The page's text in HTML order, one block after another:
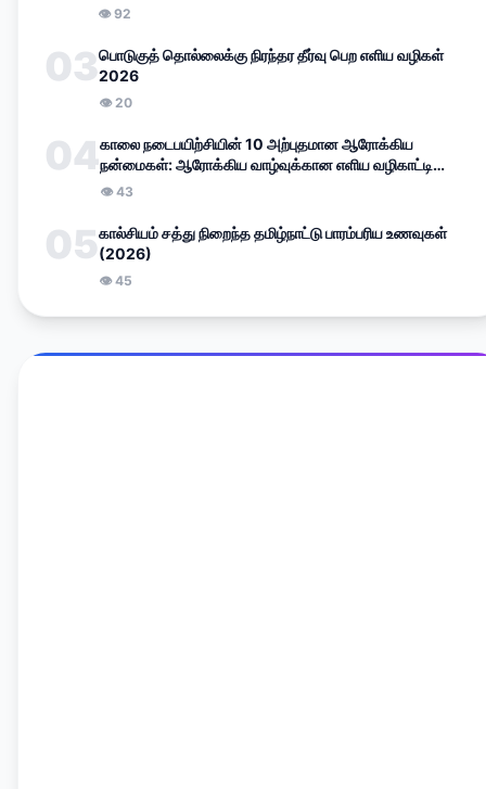
👁92
03பொடுகுத் தொல்லைக்கு நிரந்தர தீர்வு பெற எளிய வழிகள்
2026
👁20
04காலை நடைபயிற்சியின் 10 அற்புதமான ஆரோக்கிய
நன்மைகள்: ஆரோக்கிய வாழ்வுக்கான எளிய வழிகாட்டி
(2026)
👁43
05கால்சியம் சத்து நிறைந்த தமிழ்நாட்டு பாரம்பரிய உணவுகள்
(2026)
👁45